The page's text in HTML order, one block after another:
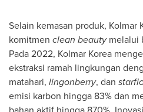
Selain kemasan produk, Kolmar
komitmen clean beautymelalui
Pada 2022, Kolmar Korea
ekstraksi ramah lingkungan
matahari, lingonberry, dan
emisi karbon hingga 83% dan